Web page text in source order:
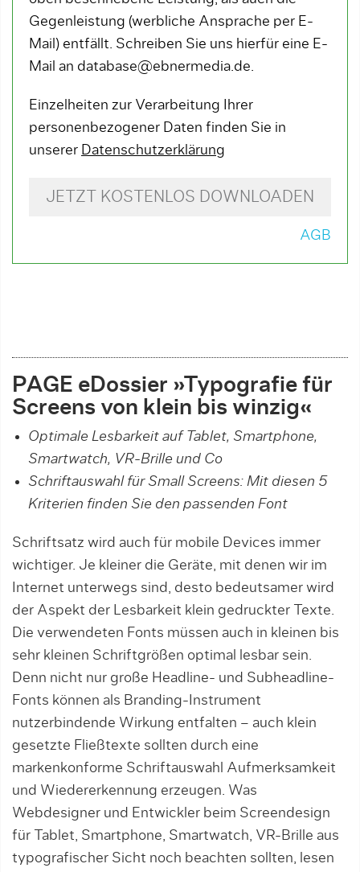
Gegenleistung (werbliche Ansprache per E-
Mail) entfällt. Schreiben Sie uns hierfür eine E-
Mail an database@ebnermedia.de.
Einzelheiten zur Verarbeitung Ihrer
personenbezogener Daten finden Sie in
unserer Datenschutzerklärung
JETZT KOSTENLOS DOWNLOADEN
AGB
PAGE eDossier »Typografie für
Screens von klein bis winzig«
Optimale Lesbarkeit auf Tablet, Smartphone,
Smartwatch, VR-Brille und Co
Schriftauswahl für Small Screens: Mit diesen 5
Kriterien finden Sie den passenden Font
Schriftsatz wird auch für mobile Devices immer
wichtiger. Je kleiner die Geräte, mit denen wir im
Internet unterwegs sind, desto bedeutsamer wird
der Aspekt der Lesbarkeit klein gedruckter Texte.
Die verwendeten Fonts müssen auch in kleinen bis
sehr kleinen Schriftgrößen optimal lesbar sein.
Denn nicht nur große Headline- und Subheadline-
Fonts können als Branding-Instrument
nutzerbindende Wirkung entfalten – auch klein
gesetzte Fließtexte sollten durch eine
markenkonforme Schriftauswahl Aufmerksamkeit
und Wiedererkennung erzeugen. Was
Webdesigner und Entwickler beim Screendesign
für Tablet, Smartphone, Smartwatch, VR-Brille aus
typografischer Sicht noch beachten sollten, lesen